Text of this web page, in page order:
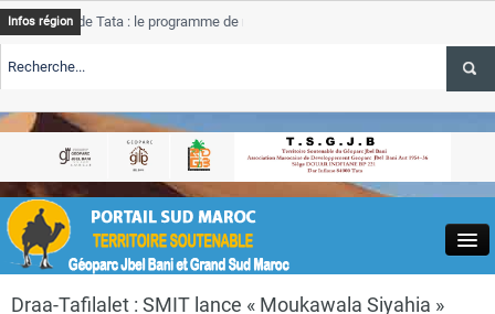
Close
Infos région
de Tata : le programme de rehabilitation post-inondations
TSGJB Tourisme : l’ONMT renforce l’aerien a Dakhla et
Tata
TSGJB Tourisme au Maroc : Transavia renforce les vols Paris-
Draa-Tafilalet : SMIT lance « Moukawala Siyahia »